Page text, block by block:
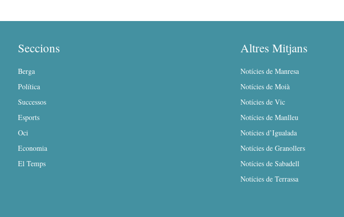
Seccions
Berga
Política
Successos
Esports
Oci
Economia
El Temps
Altres Mitjans
Notícies de Manresa
Notícies de Moià
Notícies de Vic
Notícies de Manlleu
Notícies d’Igualada
Notícies de Granollers
Notícies de Sabadell
Notícies de Terrassa